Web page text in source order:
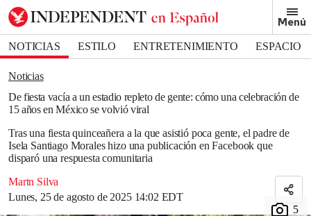
Menú
NOTICIAS ESTILO ENTRETENIMIENTO
ESPACIO
DEPORTES
Noticias
De fiesta vacía a un estadio repleto de gente: cómo una celebración de
15 años en México se volvió viral
Tras una fiesta quinceañera a la que asistió poca gente, el padre de
Isela Santiago Morales hizo una publicación en Facebook que
disparó una respuesta comunitaria
Martn Silva
Lunes, 25 de agosto de 2025 14:02 EDT
Bookmark popover
Removed from bookmarks
Close popover